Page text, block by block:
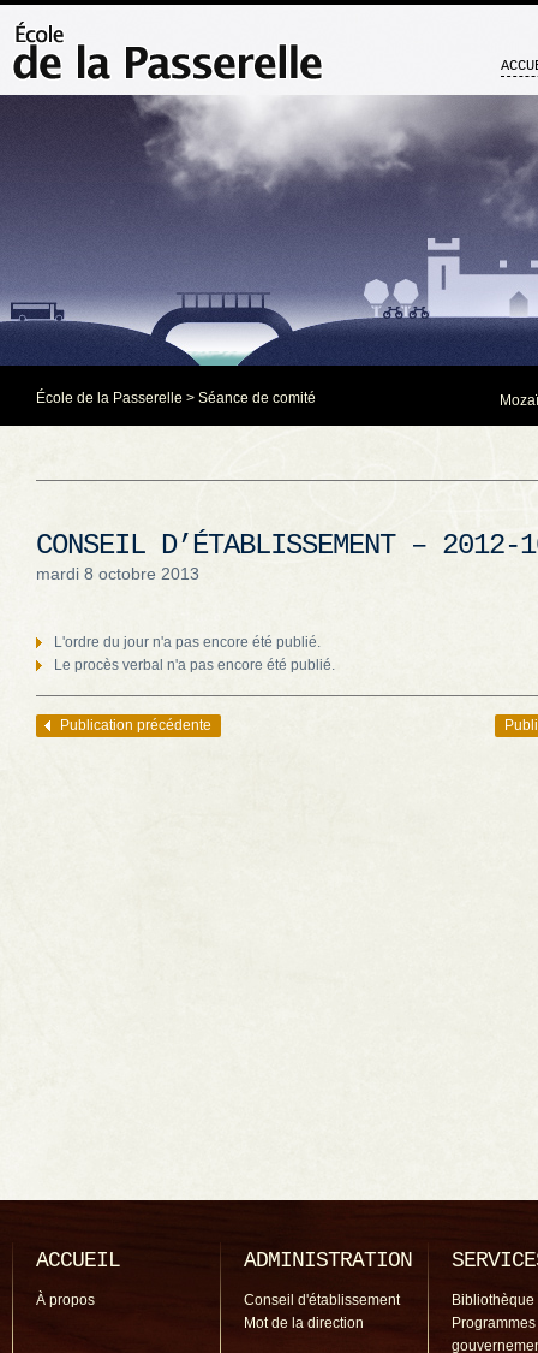
École de la Passerelle > Séance de comité
CONSEIL D’ÉTABLISSEMENT – 2012-
mardi 8 octobre 2013
L'ordre du jour n'a pas encore été publié.
Le procès verbal n'a pas encore été publié.
Navigation des articles
Publication précédente
ACCUEIL
À propos
ADMINISTRATION
Conseil d'établissement
Mot de la direction
Bibliothèque
Programmes